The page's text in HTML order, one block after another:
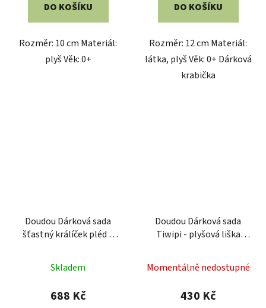
DO KOŠÍKU
Rozměr: 10 cm Materiál:
plyš Věk: 0+
DO KOŠÍKU
Rozměr: 12 cm Materiál:
látka, plyš Věk: 0+ Dárková
krabička
Doudou Dárková sada
šťastný králíček pléd a
Skladem
688 Kč
Doudou Dárková sada
Tiwipi - plyšová liška
Momentálně nedostupné
430 Kč